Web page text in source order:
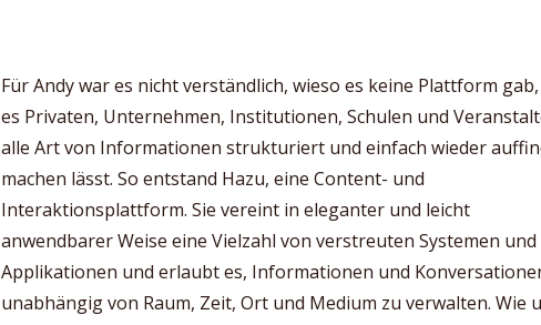
Für Andy war es nicht verständlich, wieso es keine Plattform
es Privaten, Unternehmen, Institutionen, Schulen und
alle Art von Informationen strukturiert und einfach wieder
machen lässt. So entstand Hazu, eine Content- und
Interaktionsplattform. Sie vereint in eleganter und leicht
anwendbarer Weise eine Vielzahl von verstreuten Systemen und
Applikationen und erlaubt es, Informationen und
unabhängig von Raum, Zeit, Ort und Medium zu verwalten. Wie